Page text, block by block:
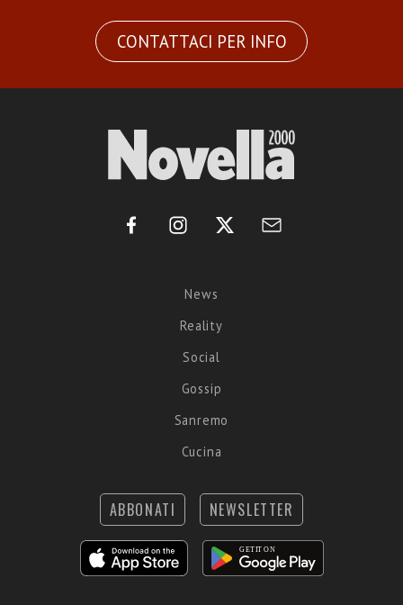
CONTATTACI PER INFO
News
Reality
Social
Gossip
Sanremo
Cucina
ABBONATI NEWSLETTER